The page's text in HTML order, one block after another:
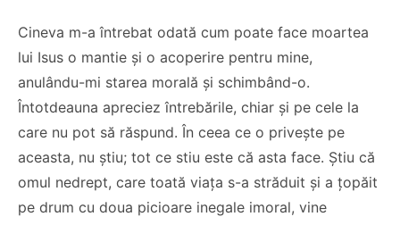
Cineva m-a întrebat odată cum poate face moartea
lui Isus o mantie și o acoperire pentru mine,
anulându-mi starea morală și schimbând-o.
Întotdeauna apreciez întrebările, chiar și pe cele la
care nu pot să răspund. În ceea ce o privește pe
aceasta, nu știu; tot ce stiu este că asta face. Știu că
omul nedrept, care toată viața s-a străduit și a țopăit
pe drum cu doua picioare inegale imoral, vine